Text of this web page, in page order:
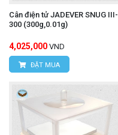
Cân điện tử JADEVER SNUG III-
300 (300g,0.01g)
4,025,000 VND
ĐẶT MUA